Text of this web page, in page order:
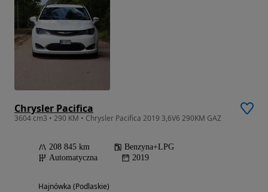
Chrysler Pacifica
3604 cm3 • 290 KM • Chrysler Pacifica 2019 3,6V6 290KM GAZ
208 845 km
Benzyna+LPG
Automatyczna
2019
Hajnówka (Podlaskie)